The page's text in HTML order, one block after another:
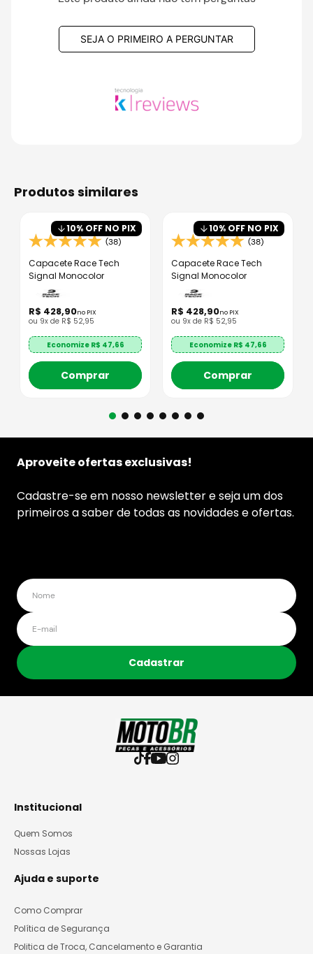
SEJA O PRIMEIRO A PERGUNTAR
produtos similares
10% OFF NO PIX
(38)
Capacete Race Tech
Signal Monocolor
R$ 428,90no PIX
ou 9x de R$ 52,95
Economize R$ 47,66
Comprar
10% OFF NO PIX
(38)
Capacete Race Tech
Signal Monocolor
R$ 428,90no PIX
ou 9x de R$ 52,95
Economize R$ 47,66
Comprar
Aproveite ofertas exclusivas!
Cadastre-se em nosso newsletter e seja um dos
primeiros a saber de todas as novidades e ofertas.
Cadastrar
Institucional
Quem Somos
Nossas Lojas
Ajuda e suporte
Como Comprar
Política de Segurança
Politica de Troca, Cancelamento e Garantia